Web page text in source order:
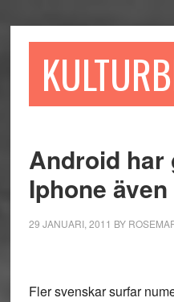
till
till
sidofältet
till
Android har
Iphone
29 JANUARI, 2011 BY
Fler svenskar surfar